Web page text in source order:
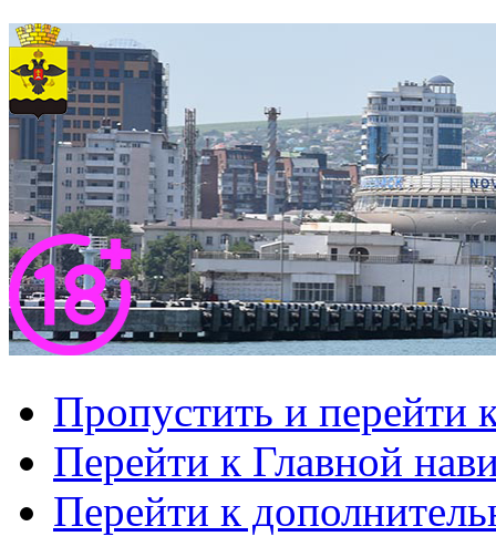
Пропустить и перейти
Перейти к Главной
Перейти к